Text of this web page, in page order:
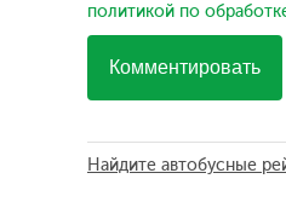
политикой по
Комментировать
Найдите автобусные